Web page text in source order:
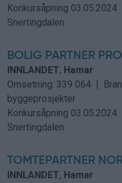
Konkursåpning 03.05.2024
Snertingdalen
BOLIG PARTNER
INNLANDET, Hamar
Omsetning: 339 064 |
byggeprosjekter
Konkursåpning 03.05.2024
Snertingdalen
TOMTEPARTNER
INNLANDET, Hamar